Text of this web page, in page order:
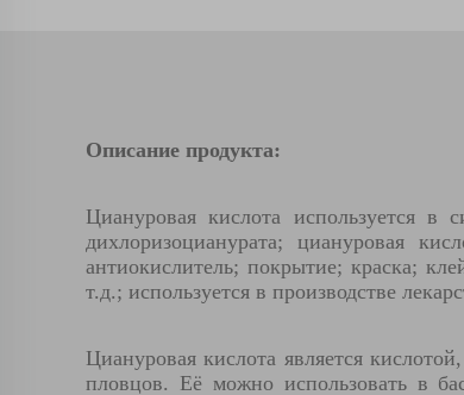
Описание продукта:
Циануровая кислота используется в
дихлоризоцианурата; циануровая
антиокислитель; покрытие; краска;
т.д.; используется в производстве
Циануровая кислота является
пловцов. Её можно использовать в